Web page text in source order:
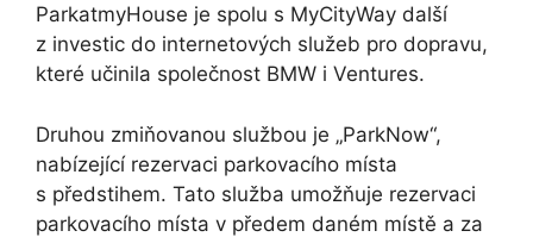
ParkatmyHouse je spolu s MyCityWay další
z investic do internetových služeb pro dopravu,
které učinila společnost BMW i Ventures.
Druhou zmiňovanou službou je „ParkNow“,
nabízející rezervaci parkovacího místa
s předstihem. Tato služba umožňuje rezervaci
parkovacího místa v předem daném místě a za